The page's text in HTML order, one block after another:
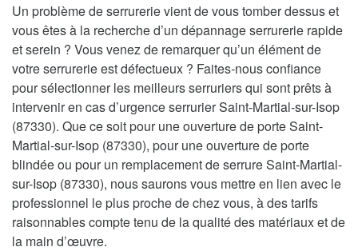
Un problème de serrurerie vient de vous tomber dessus et
vous êtes à la recherche d’un dépannage serrurerie rapide
et serein ? Vous venez de remarquer qu’un élément de
votre serrurerie est défectueux ? Faites-nous confiance
pour sélectionner les meilleurs serruriers qui sont prêts à
intervenir en cas d’urgence serrurier Saint-Martial-sur-Isop
(87330). Que ce soit pour une ouverture de porte Saint-
Martial-sur-Isop (87330), pour une ouverture de porte
blindée ou pour un remplacement de serrure Saint-Martial-
sur-Isop (87330), nous saurons vous mettre en lien avec le
professionnel le plus proche de chez vous, à des tarifs
raisonnables compte tenu de la qualité des matériaux et de
la main d’œuvre.